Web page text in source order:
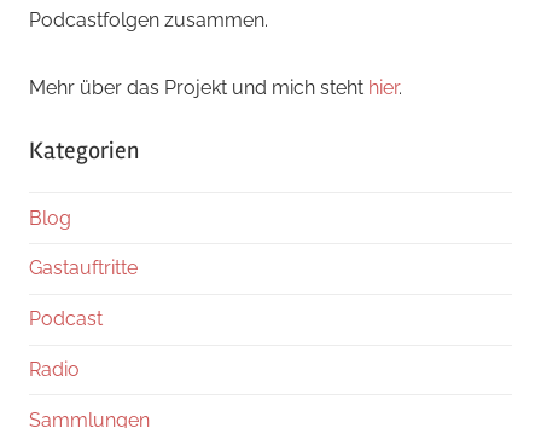
Podcastfolgen zusammen.
Mehr über das Projekt und mich steht hier.
Kategorien
Blog
Gastauftritte
Podcast
Radio
Sammlungen